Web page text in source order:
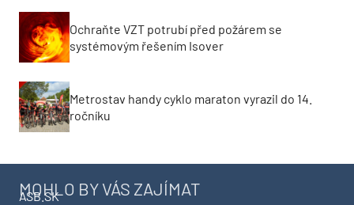
Ochraňte VZT potrubí před požárem se
systémovým řešením Isover
Metrostav handy cyklo maraton vyrazil do 14.
ročníku
MOHLO BY VÁS ZAJÍMAT
ASB.SK